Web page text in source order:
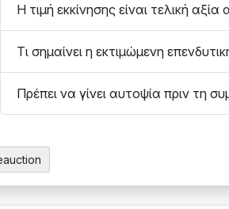
Η τιμή εκκίνησης είναι τελική
Τι σημαίνει η εκτιμώμενη
Πρέπει να γίνει αυτοψία πριν τη